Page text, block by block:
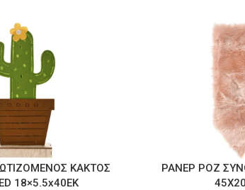
ΚΑΚΤΟΣ
18×5.5x40EK
ΡΑΝΕΡ ΡΟΖ